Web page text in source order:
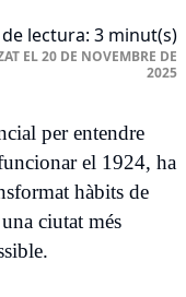
lectura: 3 minut(s)
EL20 DE NOVEMBRE DE
2025
per entendre
el 1924, ha
hàbits de
ciutat més